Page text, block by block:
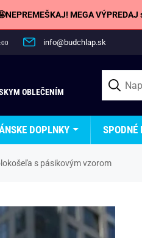
MEGA
info@budchlap.sk
OBLEČENÍM
DOPLNKY SPODNÉ
s pásikovým vzorom